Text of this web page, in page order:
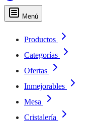
Menú
Productos
Categorías
Ofertas
Inmejorables
Mesa
Cristalería